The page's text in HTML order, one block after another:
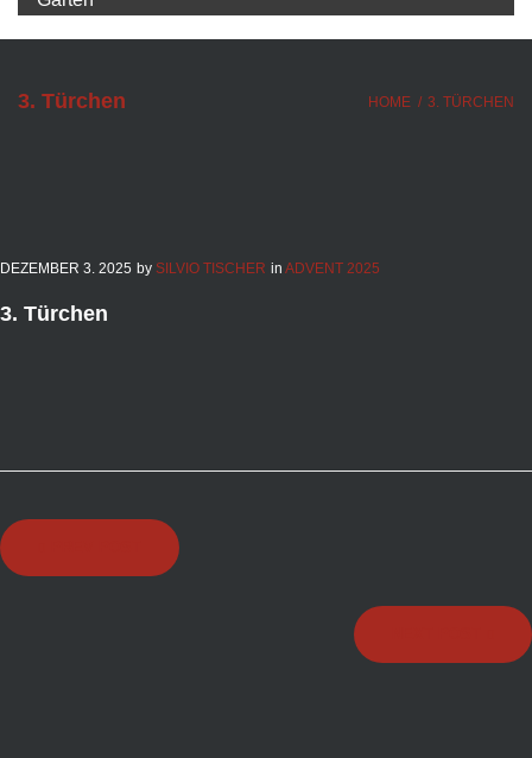
3. Türchen HOME / 3. TÜRCHEN
DEZEMBER 3. 2025 by SILVIO TISCHER in ADVENT 2025
3. Türchen
Beitragsnavigation